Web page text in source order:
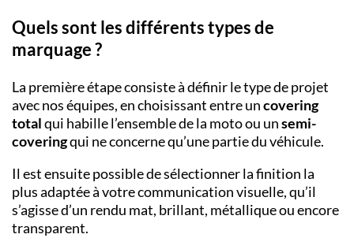
Quels sont les différents types de
marquage ?
La première étape consiste à définir le type de projet
avec nos équipes, en choisissant entre uncovering
totalqui habille l’ensemble de la moto ou unsemi-
coveringqui ne concerne qu’une partie du véhicule.
Il est ensuite possible de sélectionner la finition la
plus adaptée à votre communication visuelle, qu’il
s’agisse d’un rendu mat, brillant, métallique ou encore
transparent.